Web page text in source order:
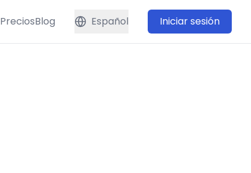
PreciosBlog Español Iniciar sesión